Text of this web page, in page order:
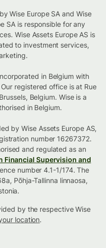
Wise Europe SA and Wise
SA is responsible for any
Wise Assets Europe AS is
to investment services,
in Belgium with
registered office is at Rue
Belgium. Wise is a
in Belgium.
by Wise Assets Europe AS,
number 16267372.
and regulated as an
Financial Supervision and
number 4.1-1/174. The
Põhja-Tallinna linnaosa,
by the respective Wise
location.